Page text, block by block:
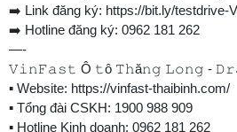
➡️ Link đăng ký: https://bit.ly/testdrive-
➡️ Hotline đăng ký: 0962 181 262
—-
𝚅𝚒𝚗𝙵𝚊𝚜𝚝 Ô 𝚝ô 𝚃𝚑ă𝚗𝚐 𝙻𝚘𝚗𝚐 -
▪️ Website: https://vinfast-thaibinh.com/
▪️ Tổng đài CSKH: 1900 988 909
▪️ Hotline Kinh doanh: 0962 181 262